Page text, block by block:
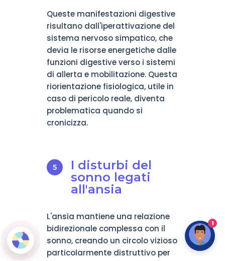
Queste manifestazioni digestive
risultano dall'iperattivazione del
sistema nervoso simpatico, che
devia le risorse energetiche dalle
funzioni digestive verso i sistemi
di allerta e mobilitazione. Questa
riorientazione fisiologica, utile in
caso di pericolo reale, diventa
problematica quando si
cronicizza.
I disturbi del
sonno legati
all'ansia
L'ansia mantiene una relazione
bidirezionale complessa con il
sonno, creando un circolo vizioso
particolarmente distruttivo per
1